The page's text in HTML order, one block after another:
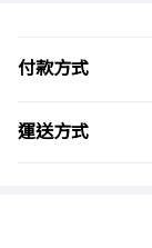
付款方式
運送方式